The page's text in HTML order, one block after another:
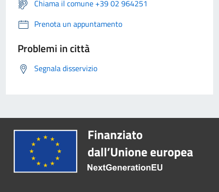
Chiama il comune +39 02 964251
Prenota un appuntamento
Problemi in città
Segnala disservizio